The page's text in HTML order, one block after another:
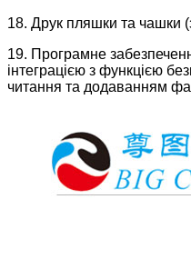
18. Друк пляшки та чашки
19. Програмне
інтеграцією з функцією
читання та додаванням